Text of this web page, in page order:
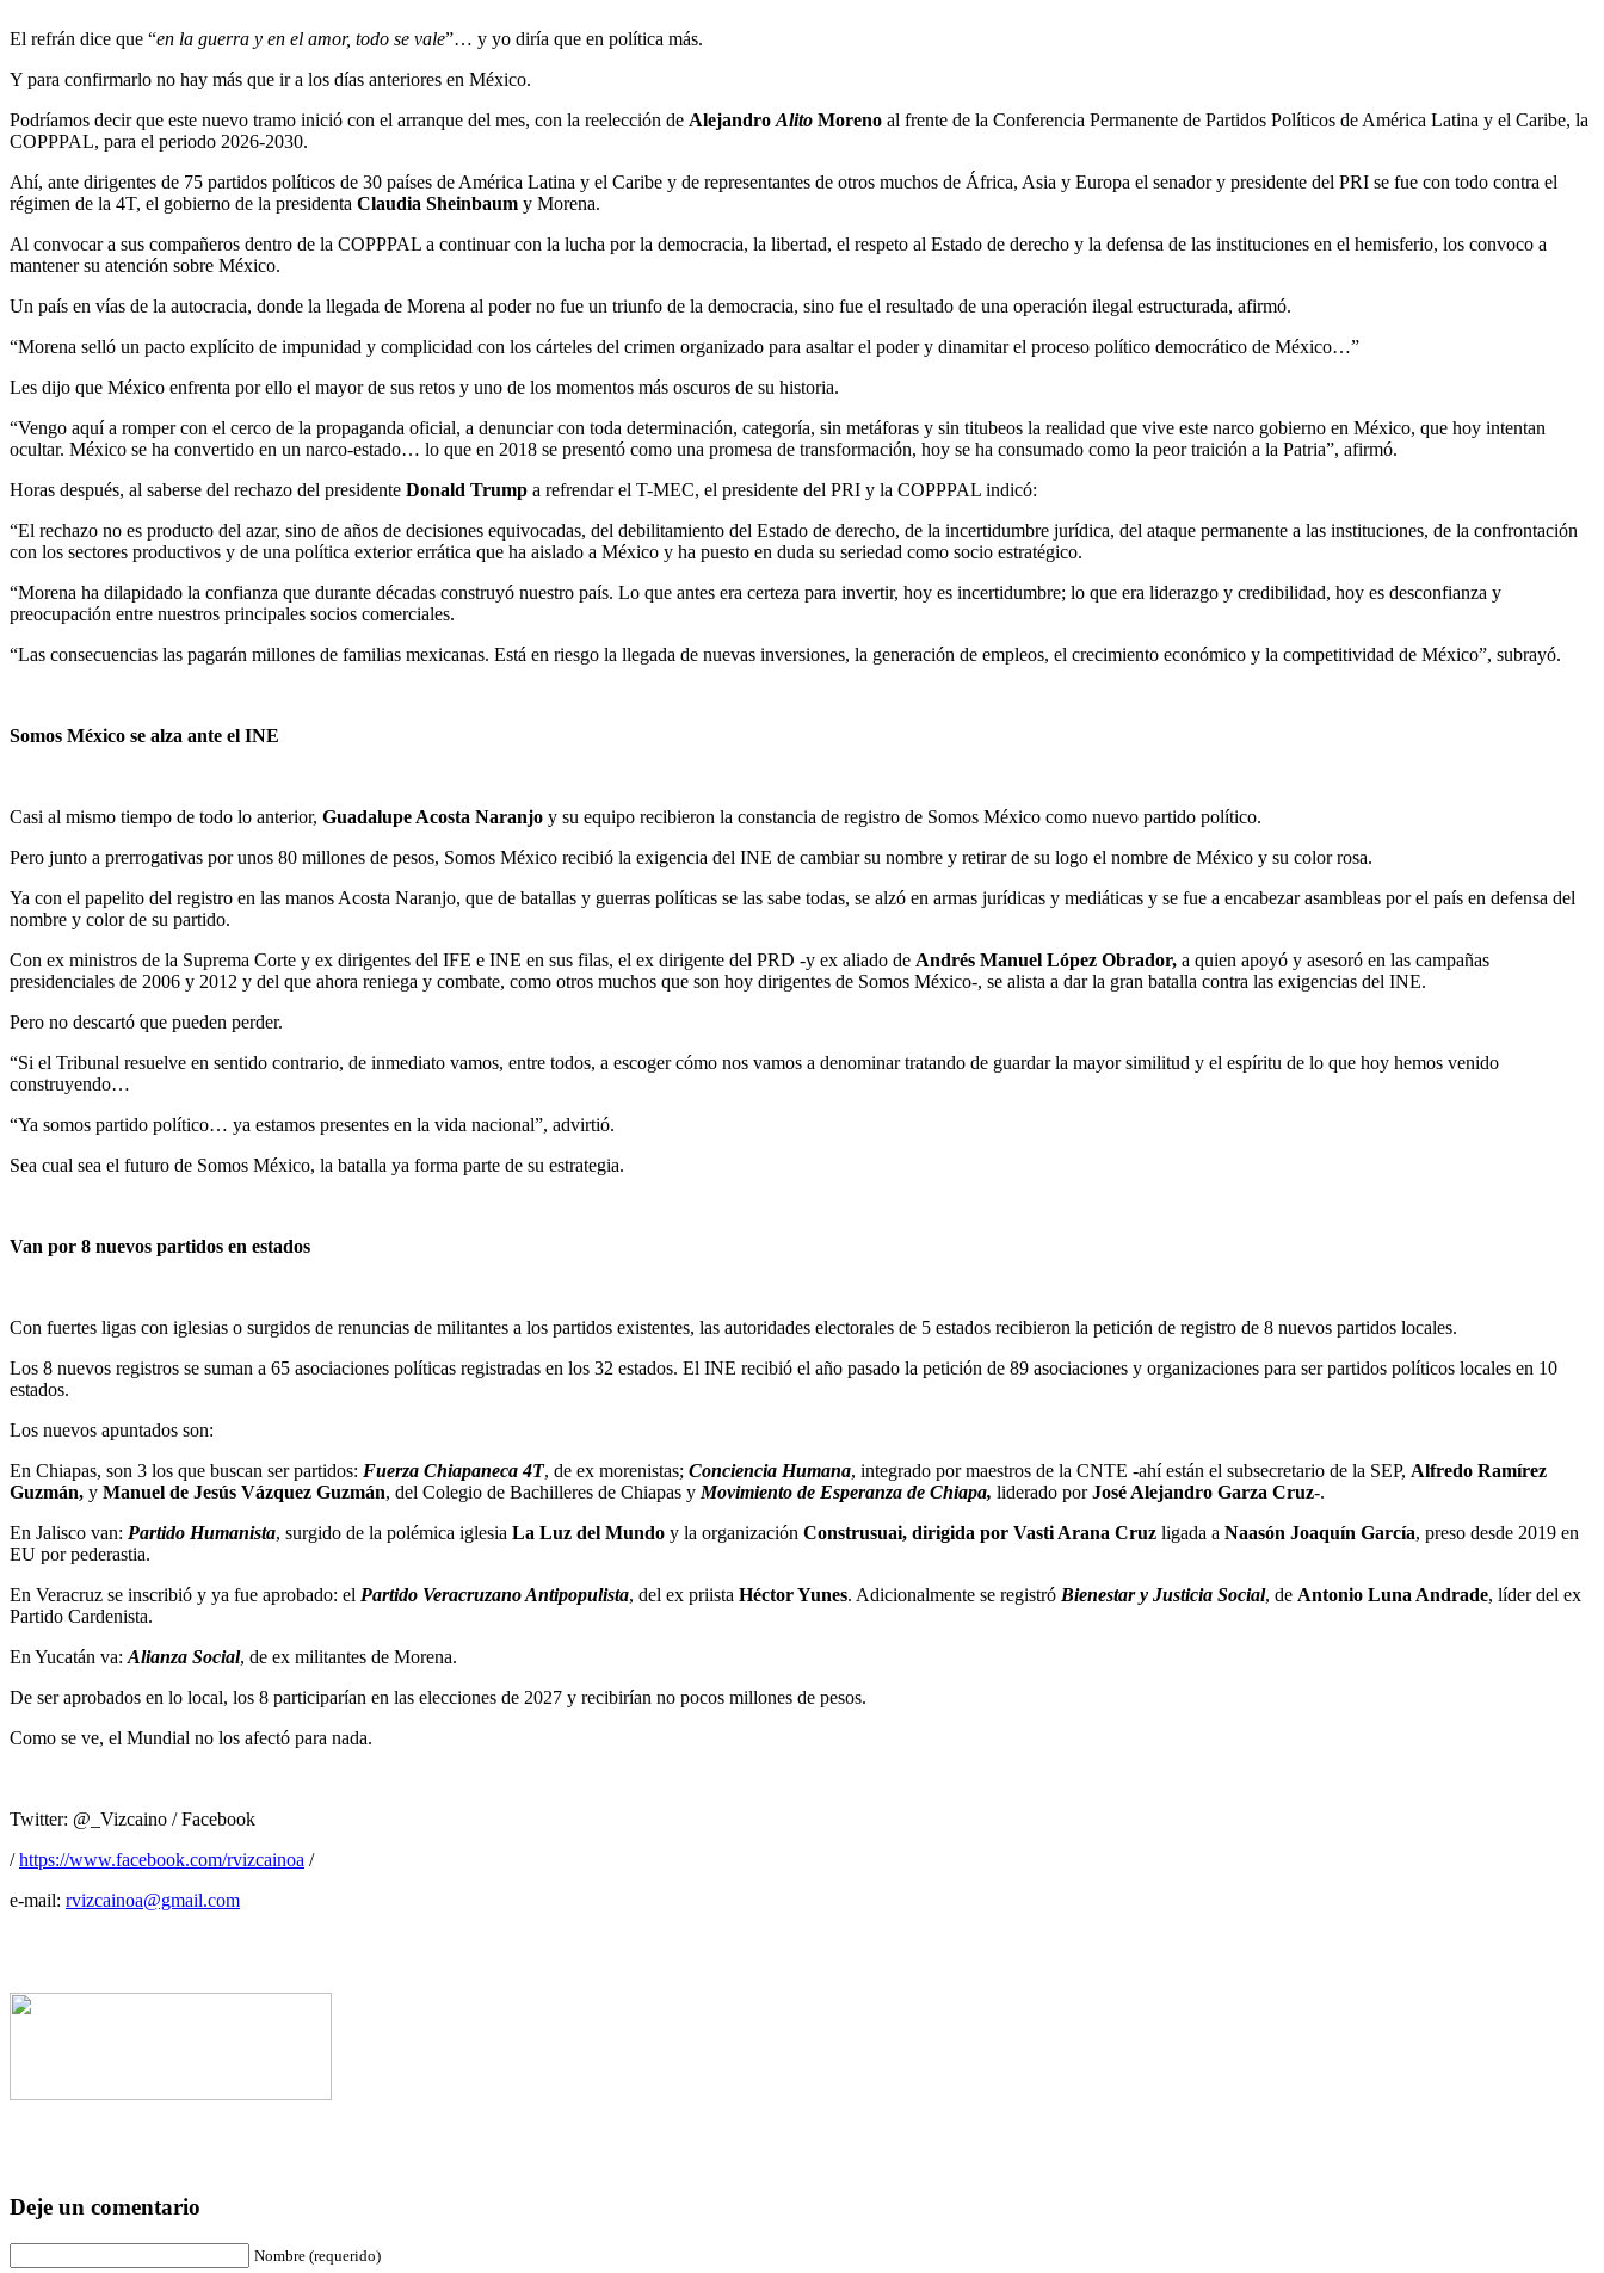
El refrán dice que “en la guerra y en el amor, todo se vale”… y yo diría que en política más.
Y para confirmarlo no hay más que ir a los días anteriores en México.
Podríamos decir que este nuevo tramo inició con el arranque del mes, con la reelección de AlejandroAlito Moreno al frente de la Conferencia Permanente de Partidos Políticos de América Latina y el Caribe, la
COPPPAL, para el periodo 2026-2030.
Ahí, ante dirigentes de 75 partidos políticos de 30 países de América Latina y el Caribe y de representantes de otros muchos de África, Asia y Europa el senador y presidente del PRI se fue con todo contra el
régimen de la 4T, el gobierno de la presidenta Claudia Sheinbaum y Morena.
Al convocar a sus compañeros dentro de la COPPPAL a continuar con la lucha por la democracia, la libertad, el respeto al Estado de derecho y la defensa de las instituciones en el hemisferio, los convoco a
mantener su atención sobre México.
Un país en vías de la autocracia, donde la llegada de Morena al poder no fue un triunfo de la democracia, sino fue el resultado de una operación ilegal estructurada, afirmó.
“Morena selló un pacto explícito de impunidad y complicidad con los cárteles del crimen organizado para asaltar el poder y dinamitar el proceso político democrático de México…”
Les dijo que México enfrenta por ello el mayor de sus retos y uno de los momentos más oscuros de su historia.
“Vengo aquí a romper con el cerco de la propaganda oficial, a denunciar con toda determinación, categoría, sin metáforas y sin titubeos la realidad que vive este narco gobierno en México, que hoy intentan
ocultar. México se ha convertido en un narco-estado… lo que en 2018 se presentó como una promesa de transformación, hoy se ha consumado como la peor traición a la Patria”, afirmó.
Horas después, al saberse del rechazo del presidente Donald Trump a refrendar el T-MEC, el presidente del PRI y la COPPPAL indicó:
“El rechazo no es producto del azar, sino de años de decisiones equivocadas, del debilitamiento del Estado de derecho, de la incertidumbre jurídica, del ataque permanente a las instituciones, de la confrontación
con los sectores productivos y de una política exterior errática que ha aislado a México y ha puesto en duda su seriedad como socio estratégico.
“Morena ha dilapidado la confianza que durante décadas construyó nuestro país. Lo que antes era certeza para invertir, hoy es incertidumbre; lo que era liderazgo y credibilidad, hoy es desconfianza y
preocupación entre nuestros principales socios comerciales.
“Las consecuencias las pagarán millones de familias mexicanas. Está en riesgo la llegada de nuevas inversiones, la generación de empleos, el crecimiento económico y la competitividad de México”, subrayó.
Somos México se alza ante el INE
Casi al mismo tiempo de todo lo anterior, Guadalupe Acosta Naranjo y su equipo recibieron la constancia de registro de Somos México como nuevo partido político.
Pero junto a prerrogativas por unos 80 millones de pesos, Somos México recibió la exigencia del INE de cambiar su nombre y retirar de su logo el nombre de México y su color rosa.
Ya con el papelito del registro en las manos Acosta Naranjo, que de batallas y guerras políticas se las sabe todas, se alzó en armas jurídicas y mediáticas y se fue a encabezar asambleas por el país en defensa del
nombre y color de su partido.
Con ex ministros de la Suprema Corte y ex dirigentes del IFE e INE en sus filas, el ex dirigente del PRD -y ex aliado de Andrés Manuel López Obrador, a quien apoyó y asesoró en las campañas
presidenciales de 2006 y 2012 y del que ahora reniega y combate, como otros muchos que son hoy dirigentes de Somos México-, se alista a dar la gran batalla contra las exigencias del INE.
Pero no descartó que pueden perder.
“Si el Tribunal resuelve en sentido contrario, de inmediato vamos, entre todos, a escoger cómo nos vamos a denominar tratando de guardar la mayor similitud y el espíritu de lo que hoy hemos venido
construyendo…
“Ya somos partido político… ya estamos presentes en la vida nacional”, advirtió.
Sea cual sea el futuro de Somos México, la batalla ya forma parte de su estrategia.
Van por 8 nuevos partidos en estados
Con fuertes ligas con iglesias o surgidos de renuncias de militantes a los partidos existentes, las autoridades electorales de 5 estados recibieron la petición de registro de 8 nuevos partidos locales.
Los 8 nuevos registros se suman a 65 asociaciones políticas registradas en los 32 estados. El INE recibió el año pasado la petición de 89 asociaciones y organizaciones para ser partidos políticos locales en 10
estados.
Los nuevos apuntados son:
En Chiapas, son 3 los que buscan ser partidos: Fuerza Chiapaneca 4T, de ex morenistas; Conciencia Humana, integrado por maestros de la CNTE -ahí están el subsecretario de la SEP, Alfredo Ramírez
Guzmán, y Manuel de Jesús Vázquez Guzmán, del Colegio de Bachilleres de Chiapas yMovimiento de Esperanza de Chiapa, liderado porJosé Alejandro Garza Cruz-.
En Jalisco van: Partido Humanista, surgido de la polémica iglesia La Luz del Mundo y la organización Construsuai, dirigida por Vasti Arana Cruz ligada a Naasón Joaquín García, preso desde 2019 en
EU por pederastia.
En Veracruz se inscribió y ya fue aprobado: el Partido Veracruzano Antipopulista, del ex priista Héctor Yunes. Adicionalmente se registró Bienestar y Justicia Social, de Antonio Luna Andrade, líder del ex
Partido Cardenista.
En Yucatán va:Alianza Social, de ex militantes de Morena.
De ser aprobados en lo local, los 8 participarían en las elecciones de 2027 y recibirían no pocos millones de pesos.
Como se ve, el Mundial no los afectó para nada.
Twitter: @_Vizcaino / Facebook
/https://www.facebook.com/rvizcainoa /
e-mail: rvizcainoa@gmail.com
Deje un comentario
Nombre (requerido)